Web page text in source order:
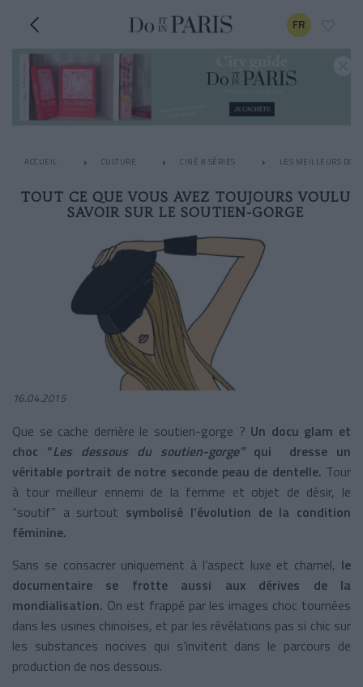
FR
ACCUEIL CULTURE CINÉ & SÉRIES LES MEILLEURS
TOUT CE QUE VOUS AVEZ TOUJOURS VOULU
SAVOIR SUR LE SOUTIEN-GORGE
16.04.2015
Que se cache derrière le soutien-gorge ? Un docu glam et
choc “Les dessous du soutien-gorge” qui dresse un
véritable portrait de notre seconde peau de dentelle. Tour
à tour meilleur ennemi de la femme et objet de désir, le
“soutif” a surtout symbolisé l’évolution de la condition
féminine.
Sans se consacrer uniquement à l’aspect luxe et charnel, le
documentaire se frotte aussi aux dérives de la
mondialisation. On est frappé par les images choc tournées
dans les usines chinoises, et par les révélations pas si chic sur
les substances nocives qui s’invitent dans le parcours de
production de nos dessous.